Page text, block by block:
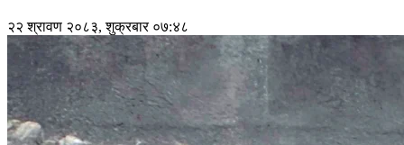
२२ श्रावण २०८३, शुक्रबार ०७:४८